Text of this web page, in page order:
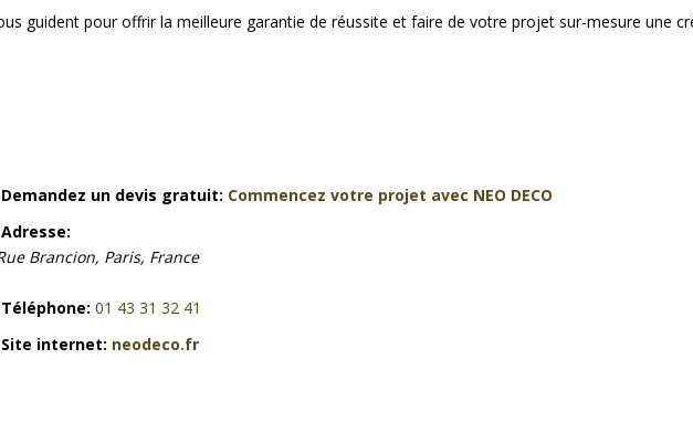
guident pour offrir la meilleure garantie de réussite et faire de votre projet sur-mesure une
Demandez un devis gratuit: Commencez votre projet avec NEO DECO
Adresse:
Brancion, Paris, France
Téléphone: 01 43 31 32 41
Site internet: neodeco.fr